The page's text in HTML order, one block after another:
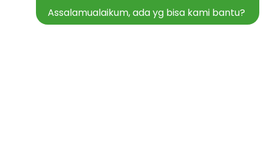
Assalamualaikum, ada yg bisa kami bantu?